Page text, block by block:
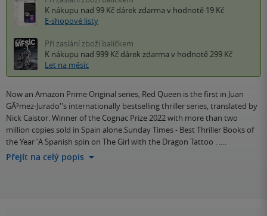
K nákupu nad 99 Kč dárek zdarma v hodnotě 19 Kč
E-shopové listy
Při zaslání zboží balíčkem
K nákupu nad 999 Kč dárek zdarma v hodnotě 299 Kč
Let na měsíc
Now an Amazon Prime Original series, Red Queen is the first in Juan
GÃ³mez-Jurado''s internationally bestselling thriller series, translated by
Nick Caistor. Winner of the Cognac Prize 2022 with more than two
million copies sold in Spain alone.Sunday Times - Best Thriller Books of
the Year''A Spanish spin on The Girl with the Dragon Tattoo . .…
Přejít na celý popis